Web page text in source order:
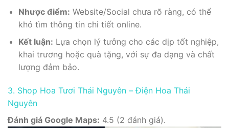
Nhược điểm: Website/Social chưa rõ ràng, có thể
khó tìm thông tin chi tiết online.
Kết luận: Lựa chọn lý tưởng cho các dịp tốt nghiệp,
khai trương hoặc quà tặng, với sự đa dạng và chất
lượng đảm bảo.
3. Shop Hoa Tươi Thái Nguyên – Điện Hoa Thái
Nguyên
Đánh giá Google Maps: 4.5 (2 đánh giá).